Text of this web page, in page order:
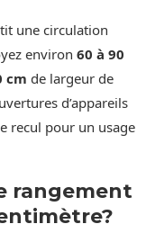
une circulation
environ 60 à 90
cm de largeur de
d’appareils
recul pour un usage
rangement